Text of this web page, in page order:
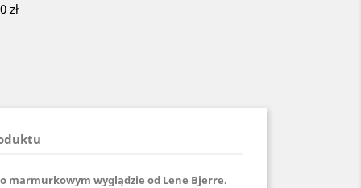
zł
marmurkowym wyglądzie od Lene Bjerre.